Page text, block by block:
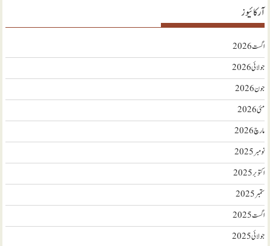
آرکائیوز
اگست 2026
جولائی 2026
جون 2026
مئی 2026
مارچ 2026
نومبر 2025
اکتوبر 2025
ستمبر 2025
اگست 2025
جولائی 2025